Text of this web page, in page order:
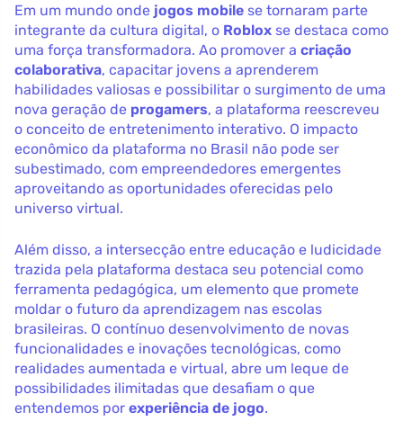
Em um mundo onde jogos mobile se tornaram parte
integrante da cultura digital, o Roblox se destaca como
uma força transformadora. Ao promover a criação
colaborativa, capacitar jovens a aprenderem
habilidades valiosas e possibilitar o surgimento de uma
nova geração de progamers, a plataforma reescreveu
o conceito de entretenimento interativo. O impacto
econômico da plataforma no Brasil não pode ser
subestimado, com empreendedores emergentes
aproveitando as oportunidades oferecidas pelo
universo virtual.
Além disso, a intersecção entre educação e ludicidade
trazida pela plataforma destaca seu potencial como
ferramenta pedagógica, um elemento que promete
moldar o futuro da aprendizagem nas escolas
brasileiras. O contínuo desenvolvimento de novas
funcionalidades e inovações tecnológicas, como
realidades aumentada e virtual, abre um leque de
possibilidades ilimitadas que desafiam o que
entendemos por experiência de jogo.